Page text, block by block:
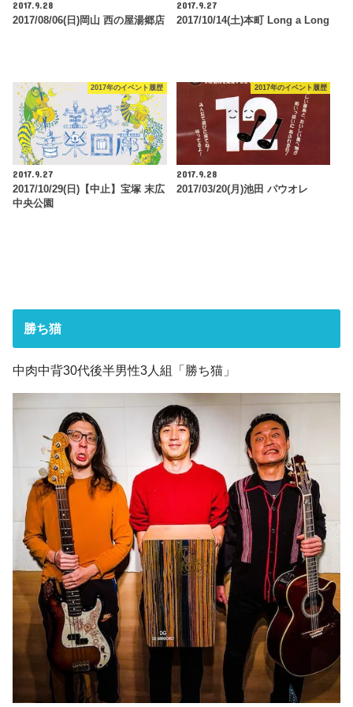
2017.9.28
2017/08/06(日)岡山 西の屋湯郷店
2017.9.27
2017/10/14(土)本町 Long a Long
2017年のイベント履歴
2017.9.27
2017/10/29(日)【中止】宝塚 末広
中央公園
2017年のイベント履歴
2017.9.28
2017/03/20(月)池田 パウオレ
勝ち猫
中肉中背30代後半男性3人組「勝ち猫」